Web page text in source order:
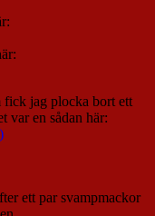
fick jag plocka bort ett
var en sådan här:
ett par svampmackor